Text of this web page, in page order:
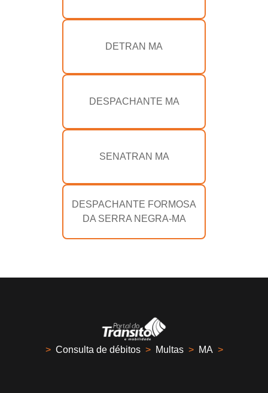
DETRAN MA
DESPACHANTE MA
SENATRAN MA
DESPACHANTE FORMOSA
DA SERRA NEGRA-MA
> Consulta de débitos > Multas > MA >